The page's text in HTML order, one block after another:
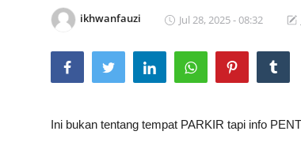
Video SMP
Video SD
ikhwanfauzi Jul 28, 2025 - 08:32
Ini bukan tentang tempat PARKIR tapi info